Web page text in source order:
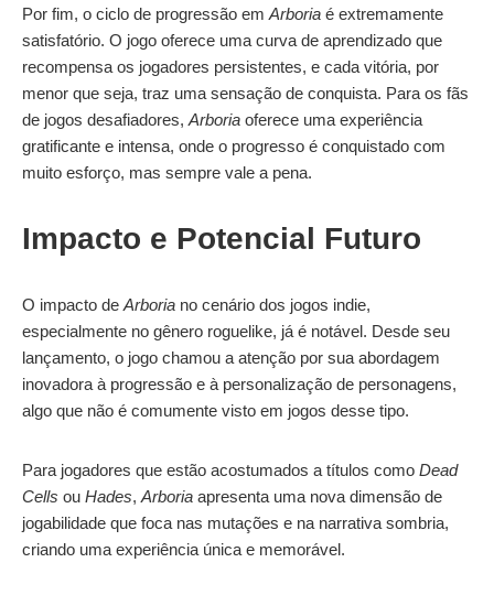
Por fim, o ciclo de progressão em Arboria é extremamente
satisfatório. O jogo oferece uma curva de aprendizado que
recompensa os jogadores persistentes, e cada vitória, por
menor que seja, traz uma sensação de conquista. Para os fãs
de jogos desafiadores, Arboria oferece uma experiência
gratificante e intensa, onde o progresso é conquistado com
muito esforço, mas sempre vale a pena.
Impacto e Potencial Futuro
O impacto de Arboria no cenário dos jogos indie,
especialmente no gênero roguelike, já é notável. Desde seu
lançamento, o jogo chamou a atenção por sua abordagem
inovadora à progressão e à personalização de personagens,
algo que não é comumente visto em jogos desse tipo.
Para jogadores que estão acostumados a títulos como Dead
Cells ou Hades, Arboria apresenta uma nova dimensão de
jogabilidade que foca nas mutações e na narrativa sombria,
criando uma experiência única e memorável.